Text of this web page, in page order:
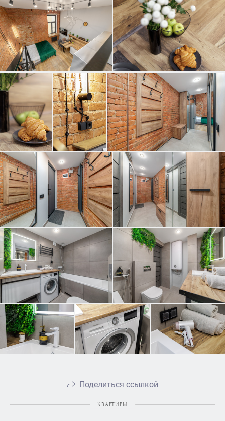
Поделиться ссылкой
КВАРТИРЫ